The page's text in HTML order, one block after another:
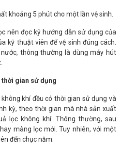
khoảng 5 phút cho một lần vệ sinh.
nên đọc kỹ hướng dẫn sử dụng của
kỹ thuật viên để vệ sinh đúng cách.
nước, thông thường là dùng máy hút
thời gian sử dụng
khí đều có thời gian sử dụng và
kỳ, theo thời gian mà nhà sản xuất
lọc không khí. Thông thường, sau
màng lọc mới. Tuy nhiên, với một
đến chục năm.